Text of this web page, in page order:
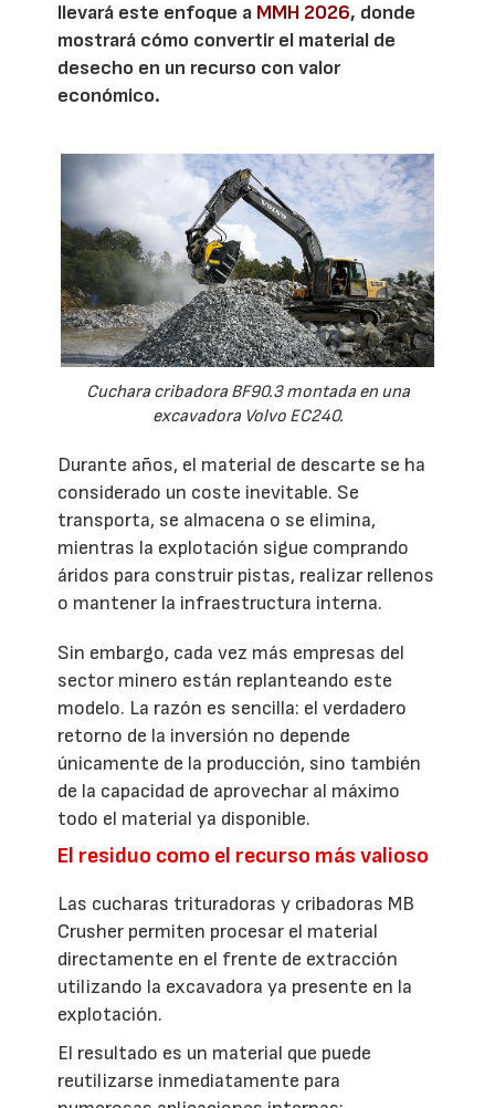
llevará este enfoque a MMH 2026, donde
mostrará cómo convertir el material de
desecho en un recurso con valor
económico.
Cuchara cribadora BF90.3 montada en una
excavadora Volvo EC240.
Durante años, el material de descarte se ha
considerado un coste inevitable. Se
transporta, se almacena o se elimina,
mientras la explotación sigue comprando
áridos para construir pistas, realizar rellenos
o mantener la infraestructura interna.
Sin embargo, cada vez más empresas del
sector minero están replanteando este
modelo. La razón es sencilla: el verdadero
retorno de la inversión no depende
únicamente de la producción, sino también
de la capacidad de aprovechar al máximo
todo el material ya disponible.
El residuo como el recurso más valioso
Las cucharas trituradoras y cribadoras MB
Crusher permiten procesar el material
directamente en el frente de extracción
utilizando la excavadora ya presente en la
explotación.
El resultado es un material que puede
reutilizarse inmediatamente para